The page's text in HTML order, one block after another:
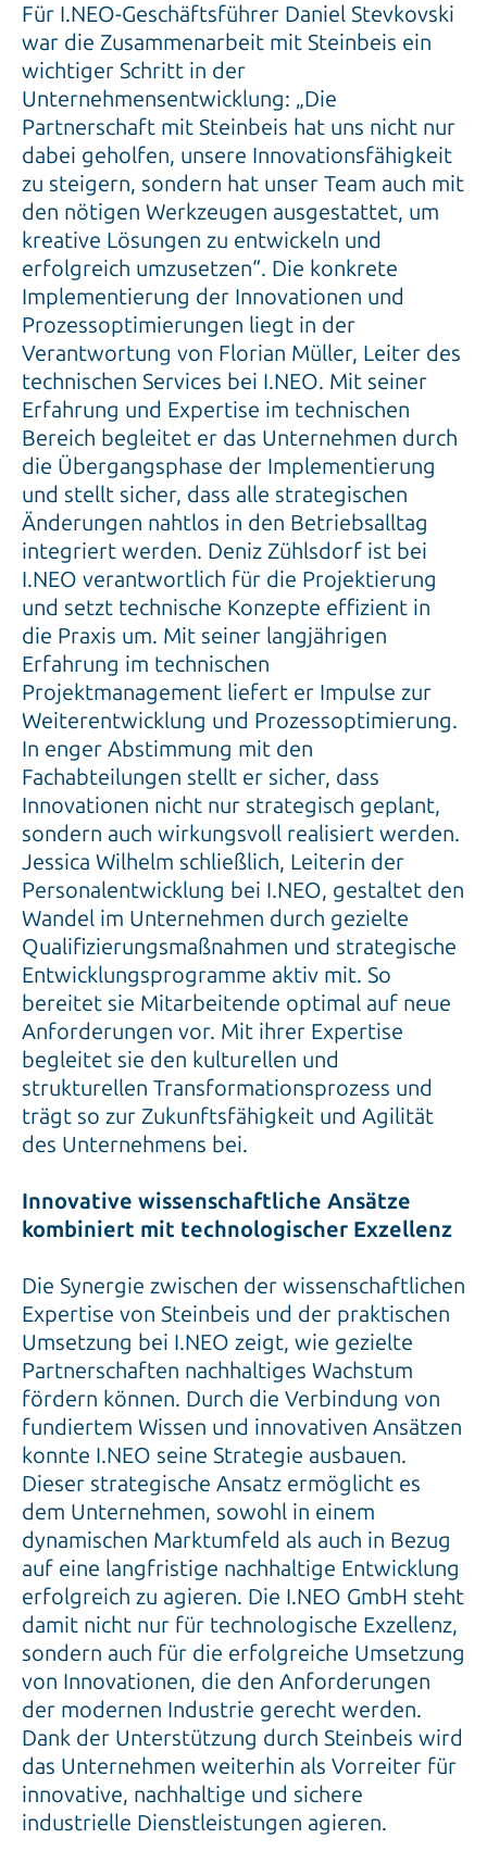
Für I.NEO-Geschäftsführer Daniel Stev­kovski
war die Zusammenarbeit mit Steinbeis ein
wichtiger Schritt in der
Unternehmensentwicklung: „Die
Partnerschaft mit Steinbeis hat uns nicht nur
dabei geholfen, unsere Innovationsfähigkeit
zu steigern, sondern hat unser Team auch mit
den nötigen Werkzeugen ausgestattet, um
kreative Lösungen zu entwickeln und
erfolgreich umzusetzen“. Die konkrete
Implementierung der Innovationen und
Prozessoptimierungen liegt in der
Verantwortung von Florian Müller, Leiter des
technischen Services bei I.NEO. Mit seiner
Erfahrung und Expertise im technischen
Bereich begleitet er das Unternehmen durch
die Übergangsphase der Implementierung
und stellt sicher, dass alle strategischen
Änderungen nahtlos in den Betriebsalltag
integriert werden. Deniz Zühlsdorf ist bei
I.NEO verantwortlich für die Projektierung
und setzt technische Konzepte effizient in
die Praxis um. Mit seiner langjährigen
Erfahrung im technischen
Projektmanagement liefert er Impulse zur
Weiterentwicklung und Prozessoptimierung.
In enger Abstimmung mit den
Fachabteilungen stellt er sicher, dass
Innovationen nicht nur strategisch geplant,
sondern auch wirkungsvoll realisiert werden.
Jessica Wilhelm schließlich, Leiterin der
Personalentwicklung bei I.NEO, gestaltet den
Wandel im Unternehmen durch gezielte
Qualifizierungsmaßnahmen und strategische
Entwicklungsprogramme aktiv mit. So
bereitet sie Mitarbeitende optimal auf neue
Anforderungen vor. Mit ihrer Expertise
begleitet sie den kulturellen und
strukturellen Transformationsprozess und
trägt so zur Zukunftsfähigkeit und Agilität
des Unternehmens bei.
Innovative wissenschaftliche Ansätze
kombiniert mit technologischer Exzellenz
Die Synergie zwischen der wissenschaftlichen
Expertise von Steinbeis und der praktischen
Umsetzung bei I.NEO zeigt, wie gezielte
Partnerschaften nachhaltiges Wachstum
fördern können. Durch die Verbindung von
fundiertem Wissen und innovativen Ansätzen
konnte I.NEO seine Strategie ausbauen.
Dieser strategische Ansatz ermöglicht es
dem Unternehmen, sowohl in einem
dynamischen Marktumfeld als auch in Bezug
auf eine langfristige nachhaltige Entwicklung
erfolgreich zu agieren. Die I.NEO GmbH steht
damit nicht nur für technologische Exzellenz,
sondern auch für die erfolgreiche Umsetzung
von Innovationen, die den Anforderungen
der modernen Industrie gerecht werden.
Dank der Unterstützung durch Steinbeis wird
das Unternehmen weiterhin als Vorreiter für
innovative, nachhaltige und sichere
industrielle Dienstleistungen agieren.